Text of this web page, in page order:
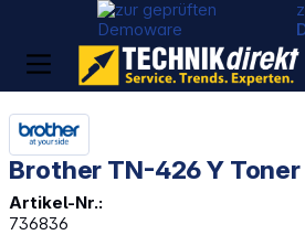
Brother TN-426 Y
Artikel-Nr.:
736836